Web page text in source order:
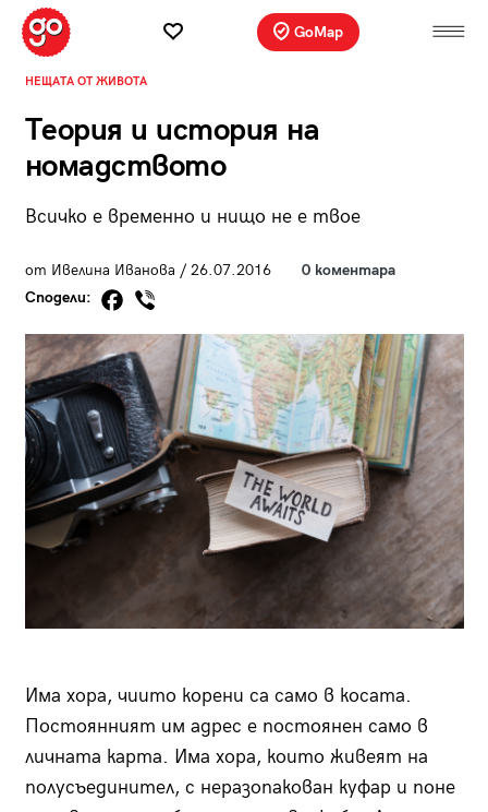
GoMap
НЕЩАТА ОТ ЖИВОТА
Теория и история на
номадството
Всичко е временно и нищо не е твое
от Ивелина Иванова / 26.07.2016
0 коментара
Сподели:
Има хора, чиито корени са само в косата.
Постоянният им адрес е постоянен само в
личната карта. Има хора, които живеят на
полусъединител, с неразопакован куфар и поне